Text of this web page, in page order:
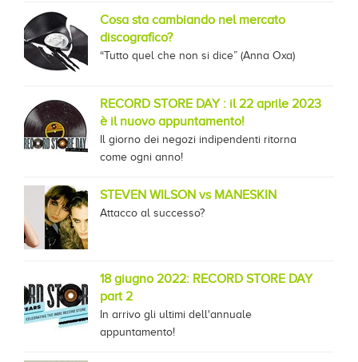
Cosa sta cambiando nel mercato
discografico?
“Tutto quel che non si dice” (Anna Oxa)
RECORD STORE DAY : il 22 aprile 2023
è il nuovo appuntamento!
Il giorno dei negozi indipendenti ritorna
come ogni anno!
STEVEN WILSON vs MANESKIN
Attacco al successo?
18 giugno 2022: RECORD STORE DAY
part 2
In arrivo gli ultimi dell'annuale
appuntamento!